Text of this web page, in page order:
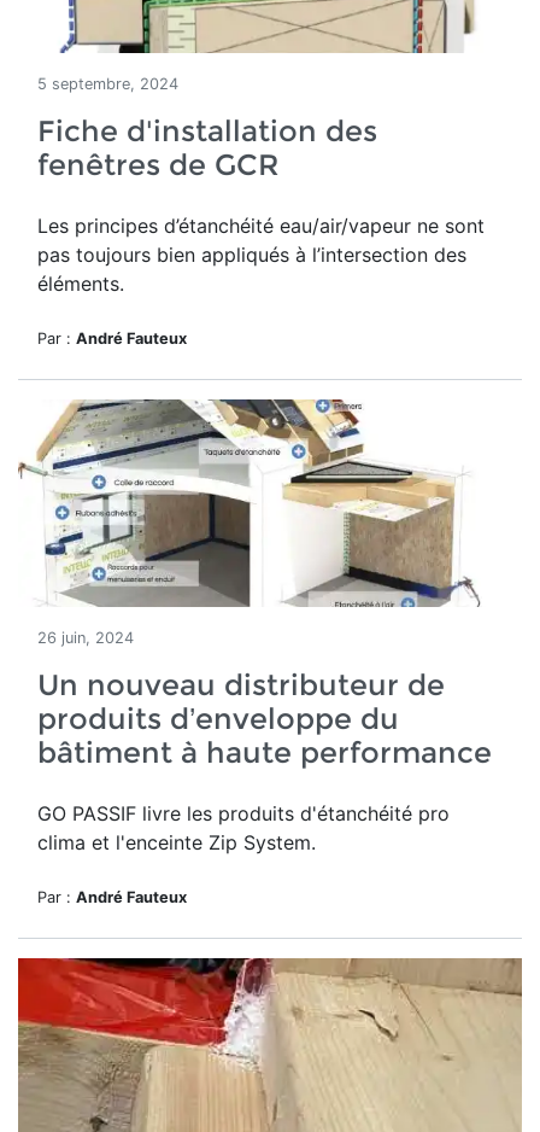
5 septembre, 2024
Fiche d'installation des
fenêtres de GCR
Les principes d’étanchéité eau/air/vapeur ne sont
pas toujours bien appliqués à l’intersection des
éléments.
Par : André Fauteux
26 juin, 2024
Un nouveau distributeur de
produits d’enveloppe du
bâtiment à haute performance
GO PASSIF livre les produits d'étanchéité pro
clima et l'enceinte Zip System.
Par : André Fauteux